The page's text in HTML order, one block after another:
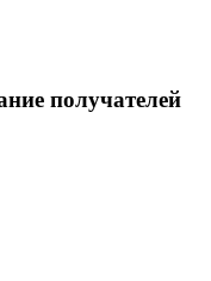
получателей